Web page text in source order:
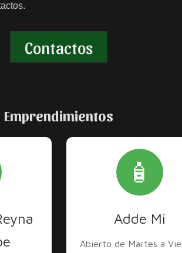
Contactos
Emprendimientos
🧴
Adde Mi
Abierto de Martes a